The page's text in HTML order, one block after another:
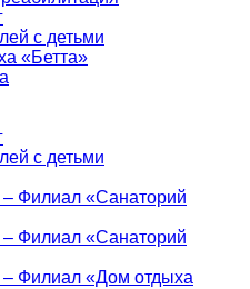
с детьми
«Бетта»
с детьми
– Филиал «Санаторий
– Филиал «Санаторий
– Филиал «Дом отдыха